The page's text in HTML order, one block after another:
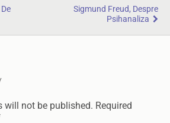
Sigmund Freud, Despre
Psihanaliza
will not be published. Required